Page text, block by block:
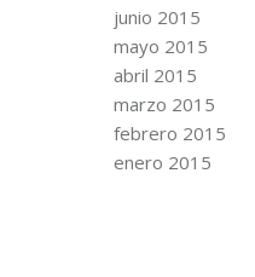
junio 2015
mayo 2015
abril 2015
marzo 2015
febrero 2015
enero 2015